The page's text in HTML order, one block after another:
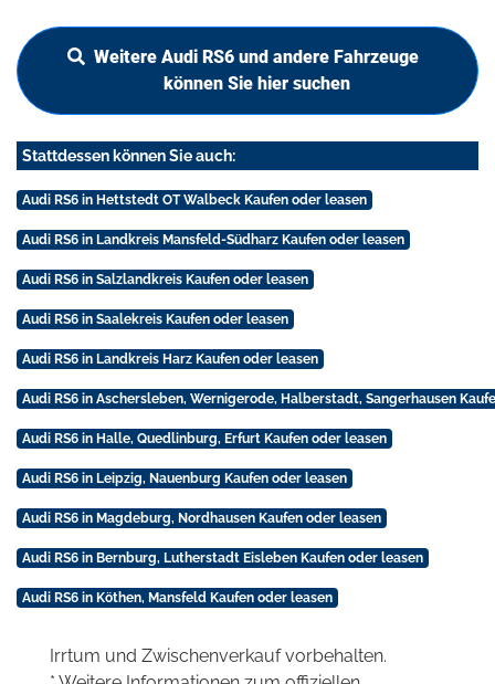
Weitere Audi RS6 und andere Fahrzeuge
können Sie hier suchen
Stattdessen können Sie auch:
Audi RS6 in Hettstedt OT Walbeck Kaufen oder leasen
Audi RS6 in Landkreis Mansfeld-Südharz Kaufen oder leasen
Audi RS6 in Salzlandkreis Kaufen oder leasen
Audi RS6 in Saalekreis Kaufen oder leasen
Audi RS6 in Landkreis Harz Kaufen oder leasen
Audi RS6 in Aschersleben, Wernigerode, Halberstadt, Sangerhausen
Audi RS6 in Halle, Quedlinburg, Erfurt Kaufen oder leasen
Audi RS6 in Leipzig, Nauenburg Kaufen oder leasen
Audi RS6 in Magdeburg, Nordhausen Kaufen oder leasen
Audi RS6 in Bernburg, Lutherstadt Eisleben Kaufen oder leasen
Audi RS6 in Köthen, Mansfeld Kaufen oder leasen
Irrtum und Zwischenverkauf vorbehalten.